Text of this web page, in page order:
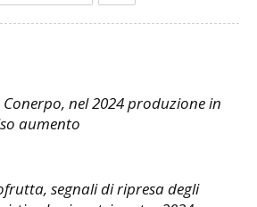
nel 2024 produzione in
aumento
segnali di ripresa degli